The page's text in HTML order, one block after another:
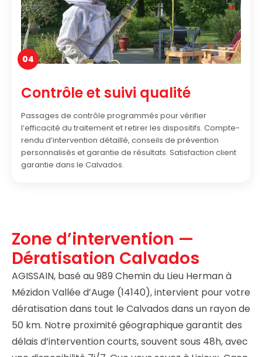
04
Contrôle et suivi qualité
Passages de contrôle programmés pour vérifier
l’efficacité du traitement et retirer les dispositifs. Compte-
rendu d’intervention détaillé, conseils de prévention
personnalisés et garantie de résultats. Satisfaction client
garantie dans le Calvados.
Zone d’intervention —
Dératisation Calvados
AGISSAIN, basé au 989 Chemin du Lieu Herman à
Mézidon Vallée d’Auge (14140), intervient pour votre
dératisation dans tout le Calvados dans un rayon de
50 km. Notre proximité géographique garantit des
délais d’intervention courts, souvent sous 48h, avec